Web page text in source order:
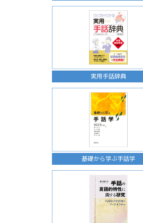
実用手話辞典
基礎から学ぶ手話学